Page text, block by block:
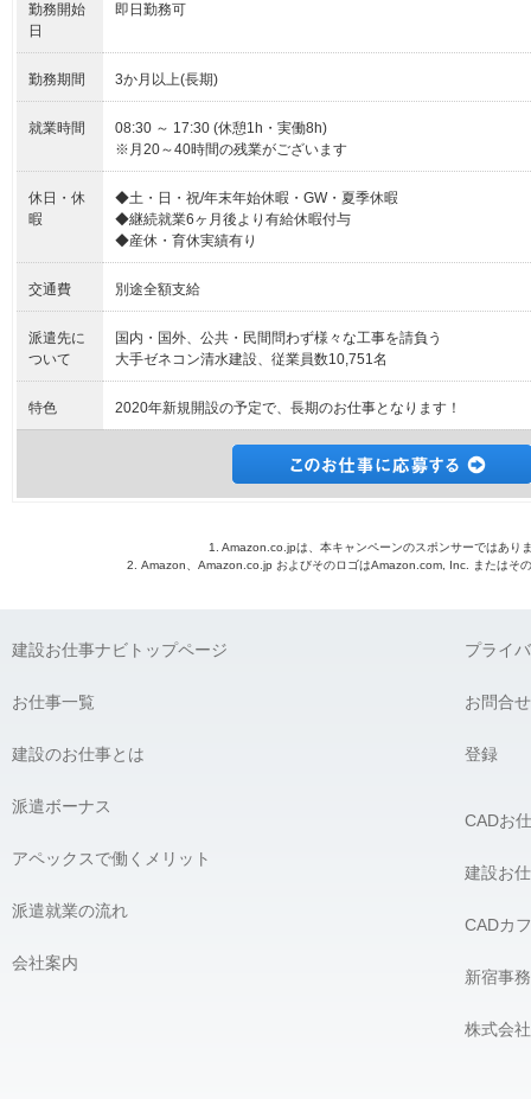
勤務開始
日
即日勤務可
勤務期間 3か月以上(長期)
就業時間
08:30 ～ 17:30 (休憩1h・実働8h)
※月20～40時間の残業がございます
休日・休
暇
◆土・日・祝/年末年始休暇・GW・夏季休暇
◆継続就業6ヶ月後より有給休暇付与
◆産休・育休実績有り
交通費 別途全額支給
派遣先に
ついて
国内・国外、公共・民間問わず様々な工事を請負う
大手ゼネコン清水建設、従業員数10,751名
特色 2020年新規開設の予定で、長期のお仕事となります！
1. Amazon.co.jpは、本キャンペーンのスポンサーではあり
2. Amazon、Amazon.co.jp およびそのロゴはAmazon.com, Inc. またはそ
建設お仕事ナビトップページ
お仕事一覧
建設のお仕事とは
派遣ボーナス
アペックスで働くメリット
派遣就業の流れ
会社案内
プライ
お問合せ
登録
CADお
建設お
CADカ
新宿事
株式会